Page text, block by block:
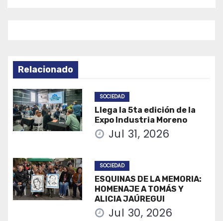
Relacionado
SOCIEDAD
Llega la 5ta edición de la
Expo Industria Moreno
Jul 31, 2026
SOCIEDAD
ESQUINAS DE LA MEMORIA:
HOMENAJE A TOMÁS Y
ALICIA JAÚREGUI
Jul 30, 2026